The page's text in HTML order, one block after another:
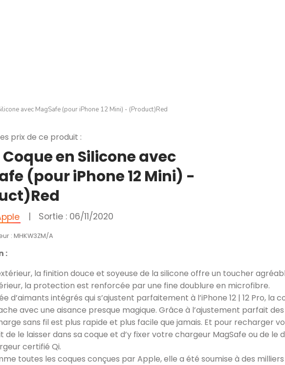
avec MagSafe (pour iPhone 12 Mini) - (Product)Red
prix de ce produit :
en Silicone avec
(pour iPhone 12 Mini) -
| Sortie : 06/11/2020
: MHKW3ZM/A
:
la finition douce et soyeuse de la silicone offre un toucher
la protection est renforcée par une fine doublure en microfibre.
d’aimants intégrés qui s’ajustent parfaitement à l’iPhone 12 | 12 Pro, la
avec une aisance presque magique. Grâce à l’ajustement parfait
sans fil est plus rapide et plus facile que jamais. Et pour recharger
de le laisser dans sa coque et d’y fixer votre chargeur MagSafe ou de le
certifié Qi.
toutes les coques conçues par Apple, elle a été soumise à des